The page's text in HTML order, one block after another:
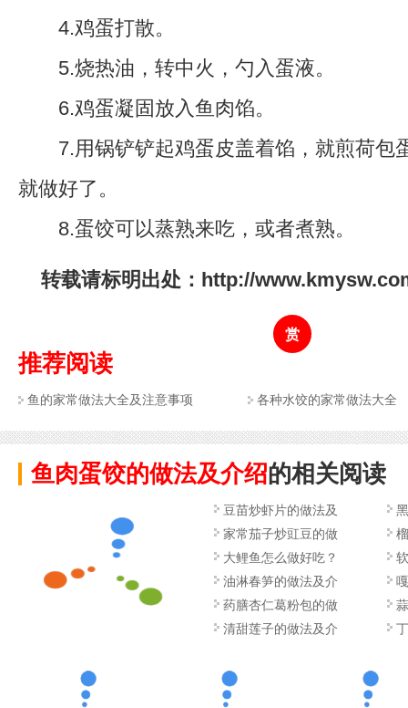
4.鸡蛋打散。
5.烧热油，转中火，勺入蛋液。
6.鸡蛋凝固放入鱼肉馅。
7.用锅铲铲起鸡蛋皮盖着馅，就煎荷包
就做好了。
8.蛋饺可以蒸熟来吃，或者煮熟。
转载请标明出处：http://
赏
推荐阅读
鱼的家常做法大全及注意事项 各种水饺的家常做法大全
鱼肉蛋饺的做法及介绍的相关阅读
豆苗炒虾片的做法及
家常茄子炒豇豆的做
大鲤鱼怎么做好吃？
油淋春笋的做法及介
药膳杏仁葛粉包的做
清甜莲子的做法及介